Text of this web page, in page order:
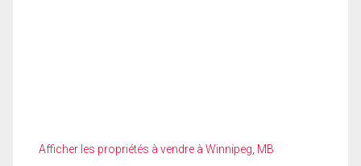
Afficher les propriétés à vendre à Winnipeg, MB